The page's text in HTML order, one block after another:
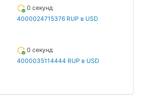
0 секунд
4000024715376 RUP в USD
0 секунд
4000035114444 RUP в USD